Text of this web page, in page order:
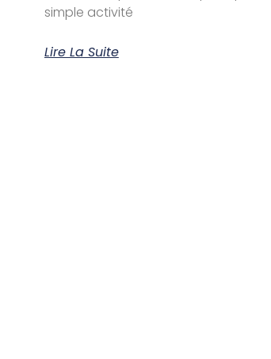
simple activité
Lire La Suite